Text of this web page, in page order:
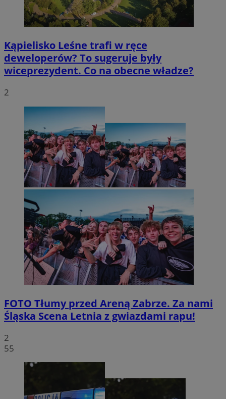
Kąpielisko Leśne trafi w ręce
deweloperów? To sugeruje były
wiceprezydent. Co na obecne władze?
2
FOTO Tłumy przed Areną Zabrze. Za nami
Śląska Scena Letnia z gwiazdami rapu!
2
55